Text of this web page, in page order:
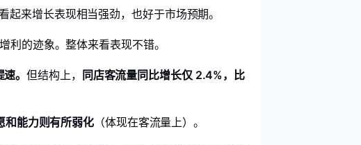
来增长表现相当强劲，也好于市场预期。
的迹象。整体来看表现不错。
速。但结构上，
同店客流量同比增长仅 2.4%，比
和能力则有所弱化 （体现在客流量上）。